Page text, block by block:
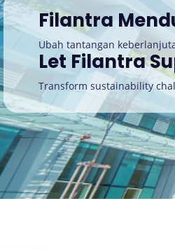
Filantra
Ubah tantangan
Let Filantra
Transform sustainability